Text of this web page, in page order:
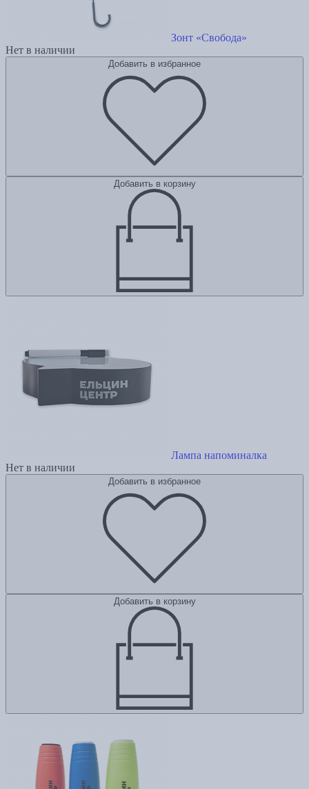
Зонт «Свобода»
Нет в наличии
Добавить в избранное
Добавить в корзину
Лампа напоминалка
Нет в наличии
Добавить в избранное
Добавить в корзину